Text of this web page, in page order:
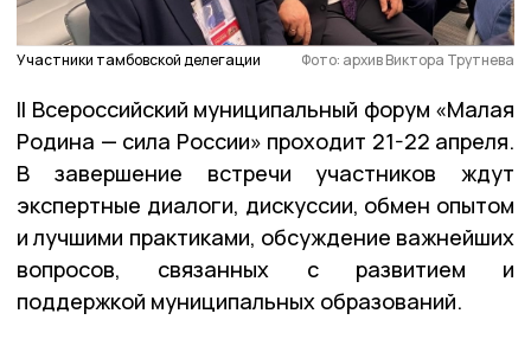
Участники тамбовской делегации Фото: архив Виктора Трутнева
II Всероссийский муниципальный форум «Малая
Родина — сила России» проходит 21-22 апреля.
В завершение встречи участников ждут
экспертные диалоги, дискуссии, обмен опытом
и лучшими практиками, обсуждение важнейших
вопросов, связанных с развитием и
поддержкой муниципальных образований.